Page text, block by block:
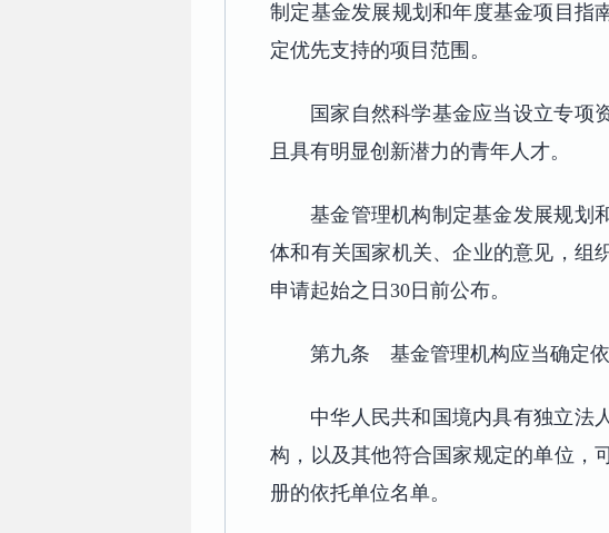
制定基金发展规划和年度基金项目指
定优先支持的项目范围。
国家自然科学基金应当设立专项
且具有明显创新潜力的青年人才。
基金管理机构制定基金发展规划
体和有关国家机关、企业的意见，组
申请起始之日30日前公布。
第九条 基金管理机构应当确定依
中华人民共和国境内具有独立法
构，以及其他符合国家规定的单位，
册的依托单位名单。